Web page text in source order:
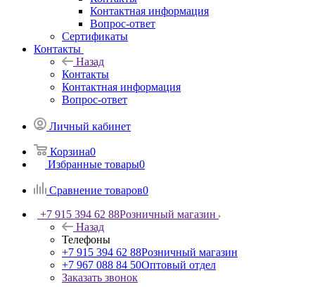
Контактная информация
Вопрос-ответ
Сертификаты
Контакты
Назад
Контакты
Контактная информация
Вопрос-ответ
Личный кабинет
Корзина0
Избранные товары0
Сравнение товаров0
+7 915 394 62 88Розничный магазин
Назад
Телефоны
+7 915 394 62 88Розничный магазин
+7 967 088 84 50Оптовый отдел
Заказать звонок